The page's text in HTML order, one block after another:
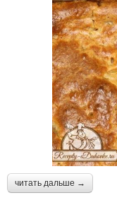
читать дальше →